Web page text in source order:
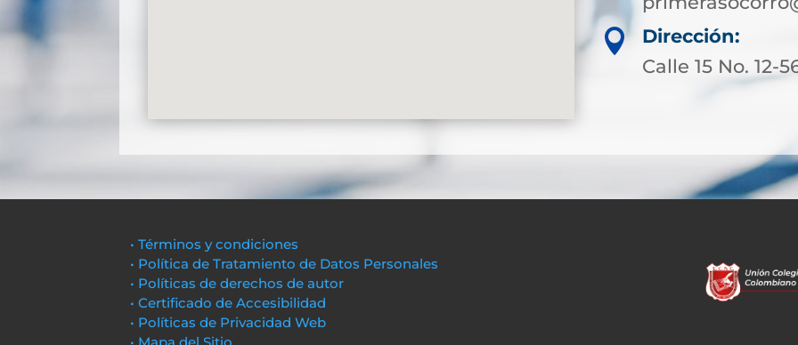

Dirección:
Calle 15 No. 12-
• Términos y condiciones
• Política de Tratamiento de Datos Personales
• Políticas de derechos de autor
• Certificado de Accesibilidad
• Políticas de Privacidad Web